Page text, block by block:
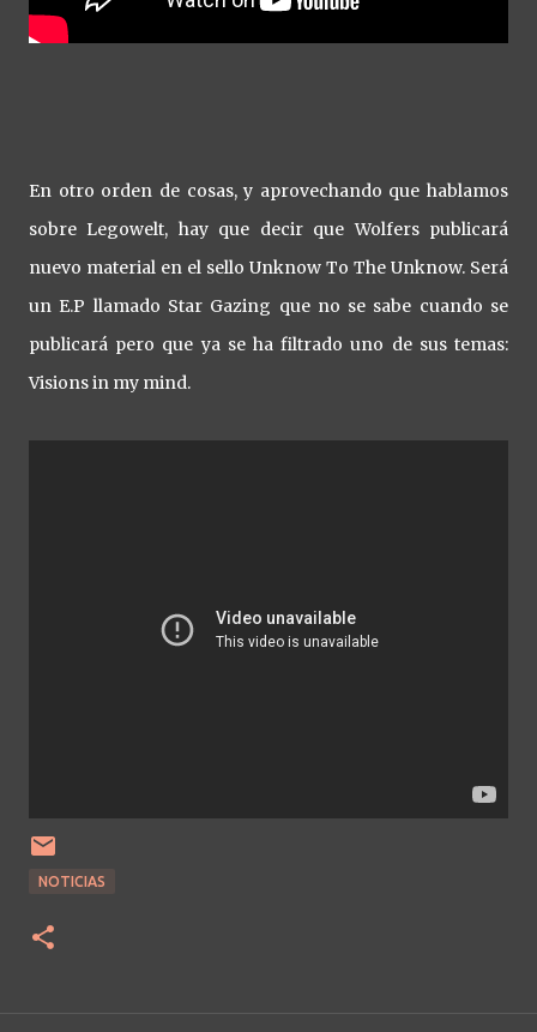
En otro orden de cosas, y aprovechando que hablamos
sobre Legowelt, hay que decir que Wolfers publicará
nuevo material en el sello Unknow To The Unknow. Será
un E.P llamado Star Gazing que no se sabe cuando se
publicará pero que ya se ha filtrado uno de sus temas:
Visions in my mind.
NOTICIAS